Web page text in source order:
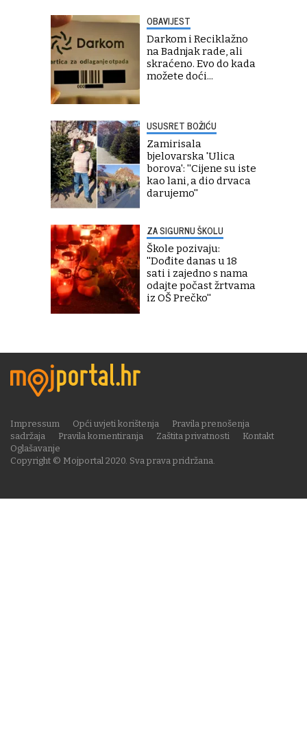
OBAVIJEST
Darkom i Reciklažno
na Badnjak rade, ali
skraćeno. Evo do kada
možete doći...
USUSRET BOŽIĆU
Zamirisala
bjelovarska 'Ulica
borova': ''Cijene su iste
kao lani, a dio drvaca
darujemo''
ZA SIGURNU ŠKOLU
Škole pozivaju:
''Dođite danas u 18
sati i zajedno s nama
odajte počast žrtvama
iz OŠ Prečko''
Copyright © Mojportal 2020. Sva prava pridržana.
Impressum Opći uvjeti korištenja
Pravila prenošenja
sadržaja
Pravila komentiranja Zaštita privatnosti
Kontakt
Oglašavanje